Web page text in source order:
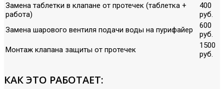
Замена таблетки в клапане от протечек (таблетка +
работа)
400
руб.
Замена шарового вентиля подачи воды на пурифайер
600
руб.
Монтаж клапана защиты от протечек
1500
руб.
КАК ЭТО РАБОТАЕТ: